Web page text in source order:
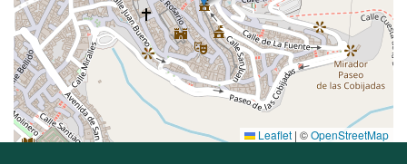
Leaflet | ©OpenStreetMap